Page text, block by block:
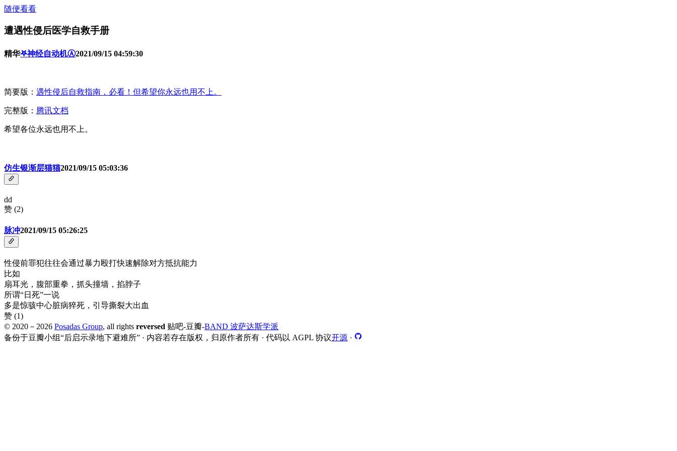
随便看看
遭遇性侵后医学自救手册
精华𖤐神经自动机Ⓐ2021/09/15 04:59:30
简要版： 遇性侵后自救指南，必看！但希望你永远也用不上。
完整版： 腾讯文档
希望各位永远也用不上。
仿生银渐层猫猫2021/09/15 05:03:36
dd
赞 (2)
脉冲2021/09/15 05:26:25
性侵前罪犯往往会通过暴力殴打快速解除对方抵抗能力
比如
扇耳光，腹部重拳，抓头撞墙，掐脖子
所谓“日死”一说
多是惊骇中心脏病猝死，引导撕裂大出血
赞 (1)
© 2020－ 2026 Posadas Group, all rights reversed 贴吧-豆瓣-BAND 波萨达斯学派
备份于豆瓣小组“后启示录地下避难所” · 内容若存在版权，归原作者所有 · 代码以 AGPL 协议开源 ·